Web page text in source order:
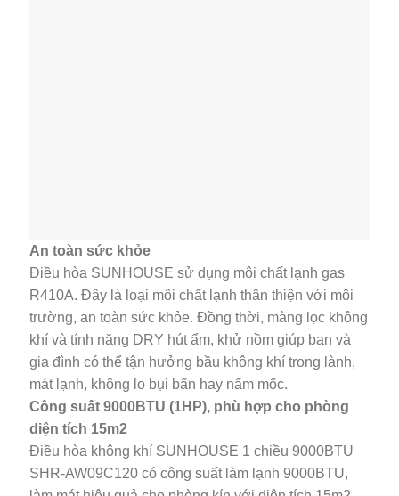
An toàn sức khỏe
Điều hòa SUNHOUSE sử dụng môi chất lạnh gas
R410A. Đây là loại môi chất lạnh thân thiện với môi
trường, an toàn sức khỏe. Đồng thời, màng lọc không
khí và tính năng DRY hút ẩm, khử nồm giúp bạn và
gia đình có thể tận hưởng bầu không khí trong lành,
mát lạnh, không lo bụi bẩn hay nấm mốc.
Công suất 9000BTU (1HP), phù hợp cho phòng
diện tích 15m2
Điều hòa không khí SUNHOUSE 1 chiều 9000BTU
SHR-AW09C120 có công suất làm lạnh 9000BTU,